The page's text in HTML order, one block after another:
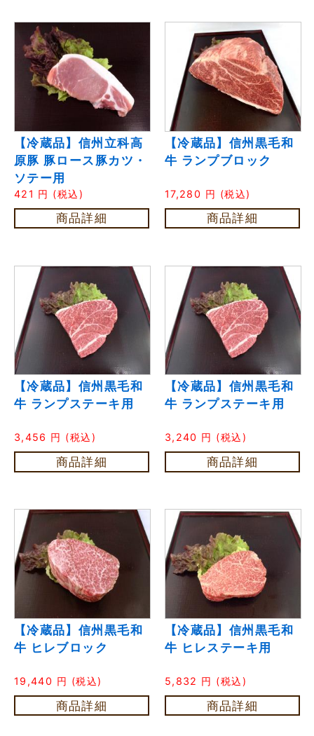
【冷蔵品】信州立科高
原豚 豚ロース豚カツ・
ソテー用
421 円 (税込)
商品詳細
【冷蔵品】信州黒毛和
牛 ランプブロック
17,280 円 (税込)
商品詳細
【冷蔵品】信州黒毛和
牛 ランプステーキ用
3,456 円 (税込)
商品詳細
【冷蔵品】信州黒毛和
牛 ランプステーキ用
3,240 円 (税込)
商品詳細
【冷蔵品】信州黒毛和
牛 ヒレブロック
19,440 円 (税込)
商品詳細
【冷蔵品】信州黒毛和
牛 ヒレステーキ用
5,832 円 (税込)
商品詳細